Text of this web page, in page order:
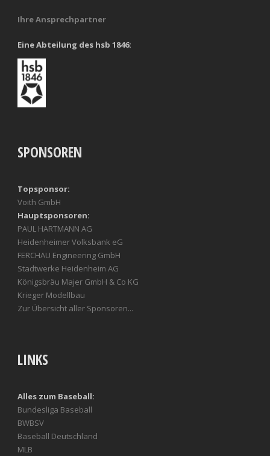
Ihre Ansprechpartner
Eine Abteilung des hsb 1846:
SPONSOREN
Topsponsor:
Voith GmbH
Hauptsponsoren:
PAUL HARTMANN AG
Heidenheimer Volksbank eG
FERCHAU Engineering GmbH
Stadtwerke Heidenheim AG
Königsbräu Majer GmbH & Co KG
Krieger Modellbau
Zur Übersicht aller Sponsoren...
LINKS
Alles zum Baseball:
Bundesliga Baseball
BWBSV
Baseball Deutschland
MLB